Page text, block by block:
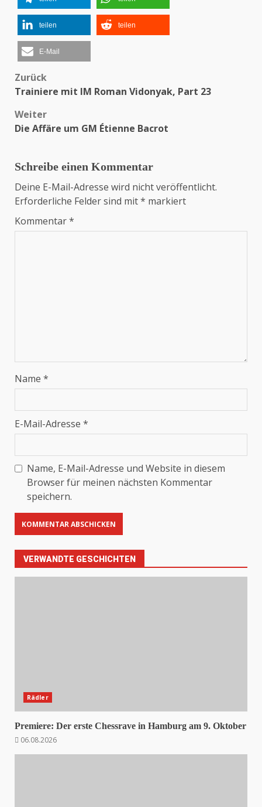
teilen teilen
E-Mail
Beitragsnavigation
Zurück
Trainiere mit IM Roman Vidonyak, Part 23
Weiter
Die Affäre um GM Étienne Bacrot
Schreibe einen Kommentar
Deine E-Mail-Adresse wird nicht veröffentlicht.
Erforderliche Felder sind mit* markiert
Kommentar*
Name *
E-Mail-Adresse *
Name, E-Mail-Adresse und Website in diesem
Browser für meinen nächsten Kommentar
speichern.
VERWANDTE GESCHICHTEN
Rädler
Premiere: Der erste Chessrave in Hamburg am 9. Oktober
06.08.2026